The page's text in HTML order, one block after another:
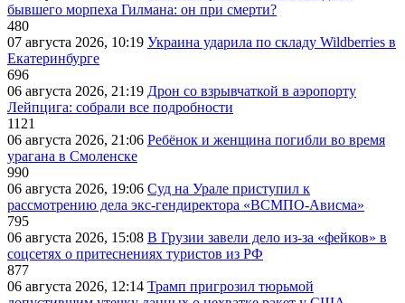
бывшего морпеха Гилмана: он при смерти?
480
07 августа 2026, 10:19 Украина ударила по складу Wildberries в
Екатеринбурге
696
06 августа 2026, 21:19 Дрон со взрывчаткой в аэропорту
Лейпцига: собрали все подробности
1121
06 августа 2026, 21:06 Ребёнок и женщина погибли во время
урагана в Смоленске
990
06 августа 2026, 19:06 Суд на Урале приступил к
рассмотрению дела экс-гендиректора «ВСМПО-Ависма»
795
06 августа 2026, 15:08 В Грузии завели дело из-за «фейков» в
соцсетях о притеснениях туристов из РФ
877
06 августа 2026, 12:14 Трамп пригрозил тюрьмой